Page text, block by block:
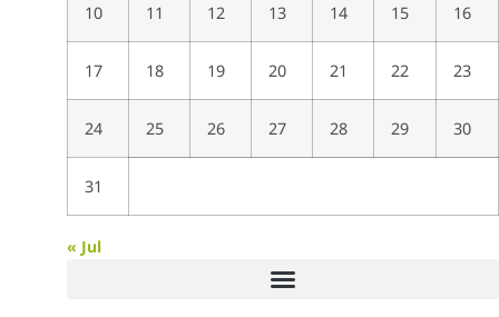
10 11 12 13 14 15 16
17 18 19 20 21 22 23
24 25 26 27 28 29 30
31
« Jul